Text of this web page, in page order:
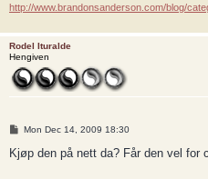
http://www.brandonsanderson.com/blog/
Rodel Ituralde
Hengiven
P
s
Mon Dec 14, 2009 18:30
Kjøp den på nett da? Får den vel for